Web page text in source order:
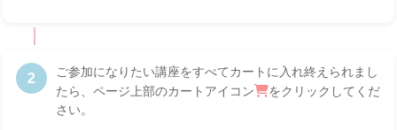
2
ご参加になりたい講座をすべてカートに入れ終えられまし
たら、ページ上部のカートアイコン
をクリックしてくだ
さい。